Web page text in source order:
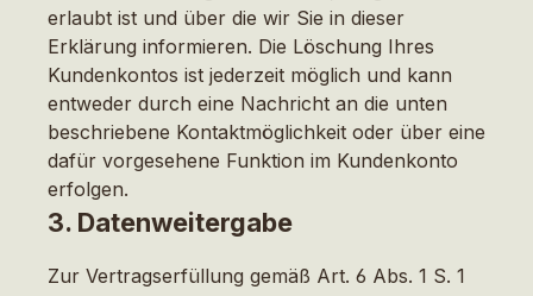
erlaubt ist und über die wir Sie in dieser
Erklärung informieren. Die Löschung Ihres
Kundenkontos ist jederzeit möglich und kann
entweder durch eine Nachricht an die unten
beschriebene Kontaktmöglichkeit oder über eine
dafür vorgesehene Funktion im Kundenkonto
erfolgen.
3. Datenweitergabe
Zur Vertragserfüllung gemäß Art. 6 Abs. 1 S. 1